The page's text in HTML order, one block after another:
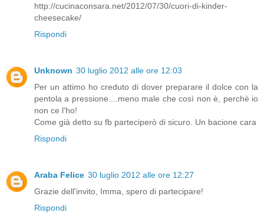
http://cucinaconsara.net/2012/07/30/cuori-di-kinder-
cheesecake/
Rispondi
Unknown 30 luglio 2012 alle ore 12:03
Per un attimo ho creduto di dover preparare il dolce con la
pentola a pressione....meno male che così non è, perchè io
non ce l'ho!
Come già detto su fb parteciperò di sicuro. Un bacione cara
Rispondi
Araba Felice 30 luglio 2012 alle ore 12:27
Grazie dell'invito, Imma, spero di partecipare!
Rispondi